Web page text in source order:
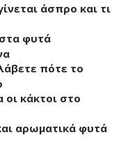
άσπρο και τι
στα φυτά
πότε το
οι κάκτοι στο
αρωματικά φυτά